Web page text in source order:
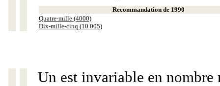
Recommandation de 1990
Quatre-mille (4000)
Dix-mille-cinq (10 005)
Un est invariable en nombre